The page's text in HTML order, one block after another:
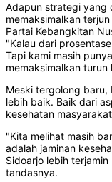
Adapun strategi yang
memaksimalkan
Partai Kebangkitan
"Kalau dari
Tapi kami masih
memaksimalkan turun
Meski tergolong baru,
lebih baik. Baik dari
kesehatan
"Kita melihat masih
adalah jaminan
Sidoarjo lebih
tandasnya.